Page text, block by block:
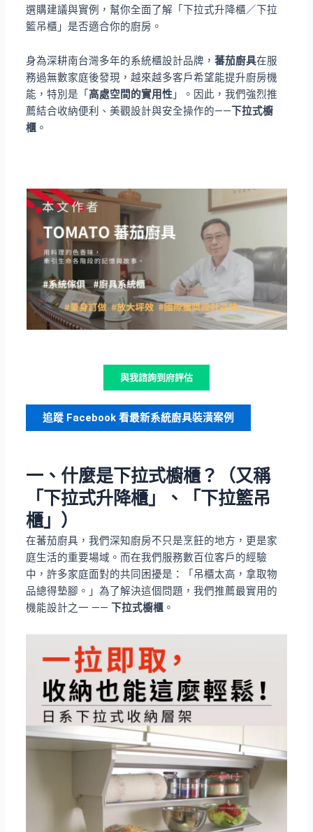
選購建議與實例，幫你全面了解「下拉式升降櫃／下拉
籃吊櫃」是否適合你的廚房。
身為深耕南台灣多年的系統櫃設計品牌，蕃茄廚具在服
務過無數家庭後發現，越來越多客戶希望能提升廚房機
能，特別是「高處空間的實用性 」。因此，我們強烈推
薦結合收納便利、美觀設計與安全操作的——下拉式櫥
櫃 。
與我諮詢到府評估
追蹤 Facebook 看最新系統廚具裝潢案例
一、什麼是下拉式櫥櫃？（又稱
「下拉式升降櫃」、「下拉籃吊
櫃」）
在蕃茄廚具，我們深知廚房不只是烹飪的地方，更是家
庭生活的重要場域。而在我們服務數百位客戶的經驗
中，許多家庭面對的共同困擾是：「吊櫃太高，拿取物
品總得墊腳。」為了解決這個問題，我們推薦最實用的
機能設計之一 ——下拉式櫥櫃 。